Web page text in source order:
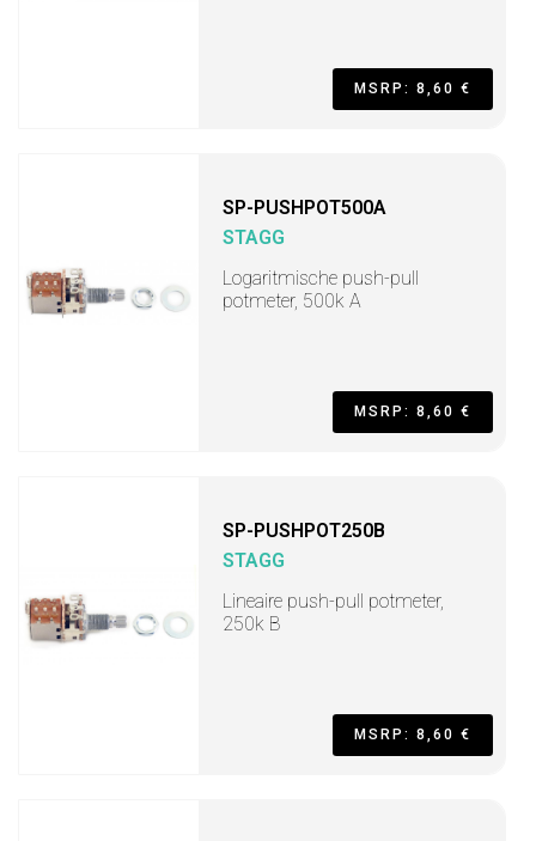
MSRP: 8,60 €
SP-PUSHPOT500A
STAGG
Logaritmische push-pull
potmeter, 500k A
MSRP: 8,60 €
SP-PUSHPOT250B
STAGG
Lineaire push-pull potmeter,
250k B
MSRP: 8,60 €